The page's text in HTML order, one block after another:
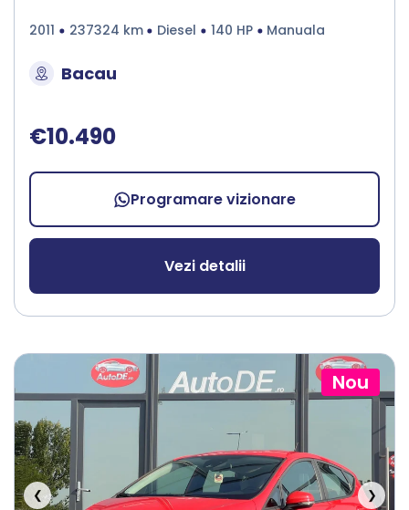
2011 237324 km Diesel 140 HP Manuala
Bacau
€10.490
Programare vizionare
Vezi detalii
Nou
❮ ❯